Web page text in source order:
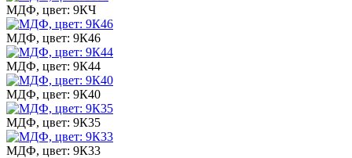
МДФ, цвет: 9КЧ
МДФ, цвет: 9К46
МДФ, цвет: 9К44
МДФ, цвет: 9К40
МДФ, цвет: 9К35
МДФ, цвет: 9К33